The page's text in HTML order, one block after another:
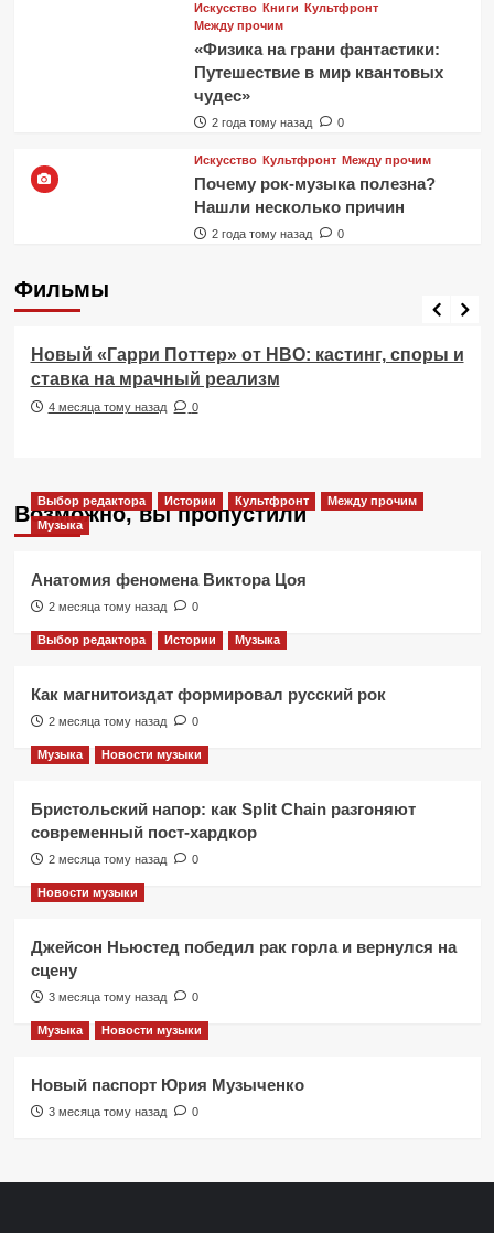
Искусство Книги
Культфронт
Между прочим
«Физика на грани фантастики:
Путешествие в мир квантовых
чудес»
2 года тому назад 0
Искусство Культфронт Между прочим
Почему рок-музыка полезна?
Нашли несколько причин
2 года тому назад 0
Фильмы
Фильмы
Новый «Гарри Поттер» от HBO: кастинг, споры и
ставка на мрачный реализм
4 месяца тому назад 0
Возможно, вы пропустили
Выбор редактора Истории Культфронт
Между прочим
Музыка
Анатомия феномена Виктора Цоя
2 месяца тому назад 0
Выбор редактора Истории Музыка
Как магнитоиздат формировал русский рок
2 месяца тому назад 0
Музыка Новости музыки
Бристольский напор: как Split Chain разгоняют
современный пост-хардкор
2 месяца тому назад 0
Новости музыки
Джейсон Ньюстед победил рак горла и вернулся на
сцену
3 месяца тому назад 0
Музыка Новости музыки
Новый паспорт Юрия Музыченко
3 месяца тому назад 0